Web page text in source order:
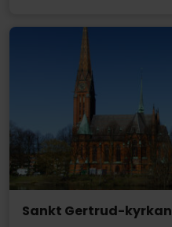
Sankt Gertrud-kyrkan